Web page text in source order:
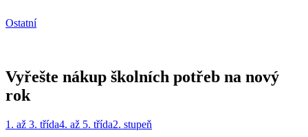
Ostatní
Vyřešte nákup školních potřeb na nový
rok
1. až 3. třída4. až 5. třída2. stupeň